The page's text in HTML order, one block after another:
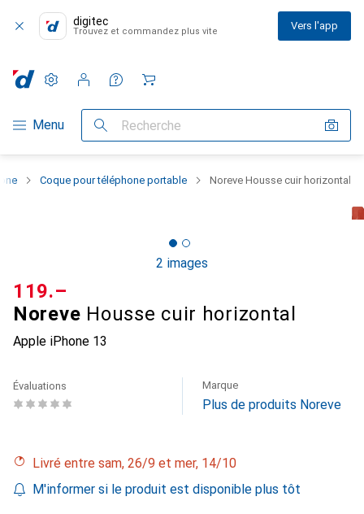
digitec
Trouvez et commandez plus vite Vers l'app
Navigation par catégorie
Menu Recherche
Paramètres
Compte client
Listes de comparaison
Listes d'envies
Panier
Coque pour téléphone portable Noreve Housse cuir horizontal
2 images
Noreve Housse cuir horizontal
Apple iPhone 13
CHF
119.–
Évaluations Marque
Plus de produits Noreve
Livré entre sam, 26/9 et mer, 14/10
M'informer si le produit est disponible plus tôt